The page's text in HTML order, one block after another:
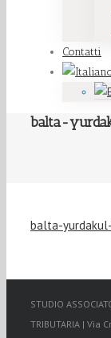
Contatti
balta-
balta-
STUDIO
TRIBUTARIA | Via